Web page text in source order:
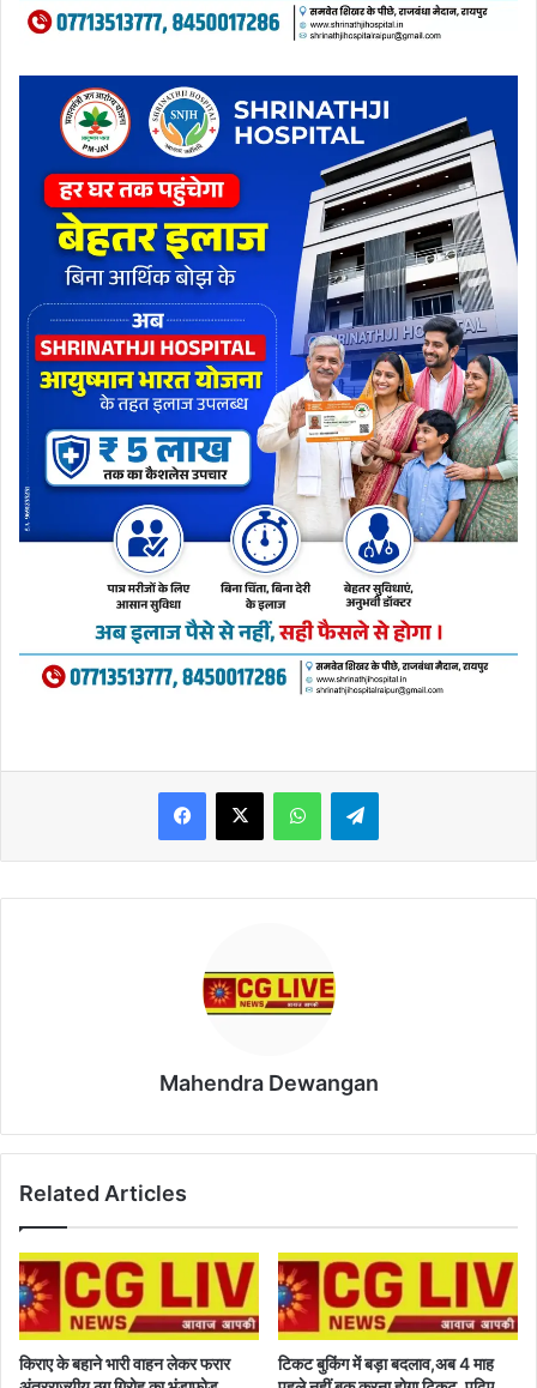
WhatsAppTelegram
Mahendra Dewangan
Related Articles
किराए के बहाने भारी वाहन लेकर फरार
टिकट बुकिंग में बड़ा बदलाव,अब 4 माह